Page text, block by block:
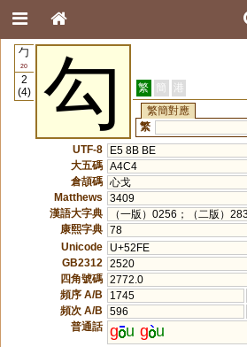
勹
20
2
(4)
勾 繁 簡 港
繁簡對應
繁
UTF-8
E5 8B BE
大五碼 A4C4
倉頡碼 心戈
Matthews
3409
漢語大字典
（一版）0256；（二版）
康熙字典 78
Unicode
U+52FE
GB2312
2520
四角號碼 2772.0
頻序 A/B
1745
頻次 A/B
596
普通話 g u g u